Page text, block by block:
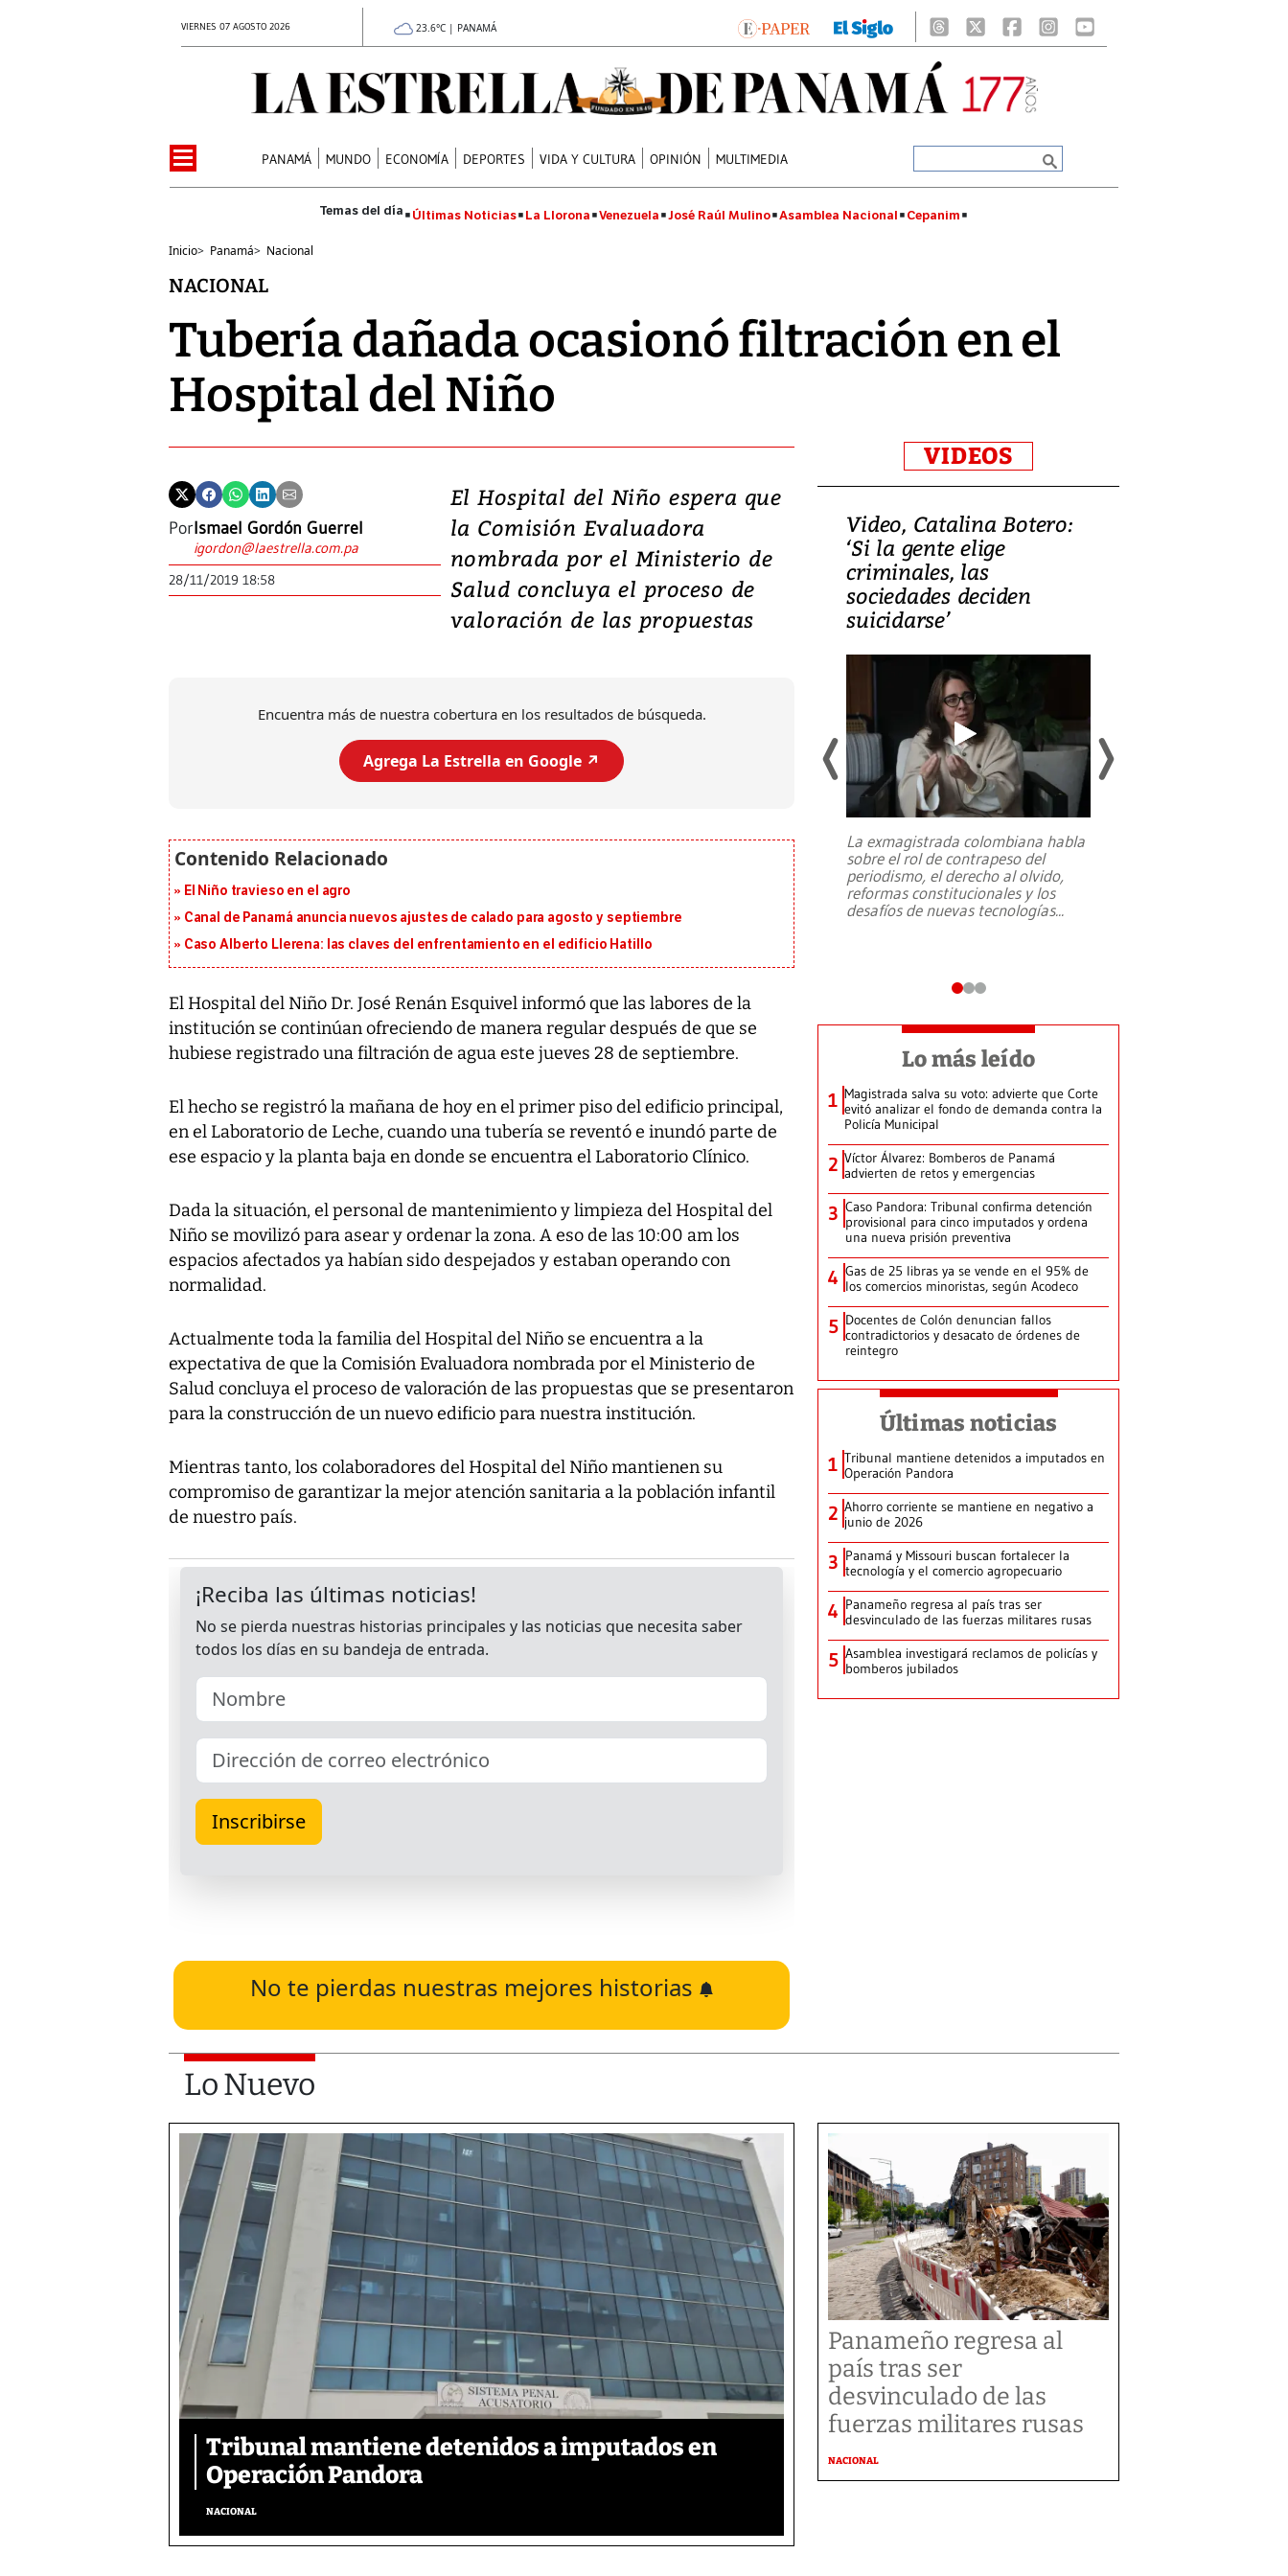
VIERNES 07 AGOSTO 2026 23.6°C | PANAMÁ
PANAMÁ MUNDO ECONOMÍA DEPORTES VIDA Y CULTURA OPINIÓN MULTIMEDIA
Últimas Noticias La Llorona Venezuela José Raúl Mulino Asamblea Nacional Cepanim
Inicio> Panamá> Nacional
NACIONAL
Tubería dañada ocasionó filtración en el
Hospital del Niño
PorIsmael Gordón Guerrel
igordon@laestrella.com.pa
28/11/2019 18:58
El Hospital del Niño espera que
la Comisión Evaluadora
nombrada por el Ministerio de
Salud concluya el proceso de
valoración de las propuestas
Encuentra más de nuestra cobertura en los resultados de búsqueda.
Agrega La Estrella en Google ↗️
El Niño travieso en el agro
Canal de Panamá anuncia nuevos ajustes de calado para agosto y septiembre
Caso Alberto Llerena: las claves del enfrentamiento en el edificio Hatillo
El Hospital del Niño Dr. José Renán Esquivel informó que las labores de la
institución se continúan ofreciendo de manera regular después de que se
hubiese registrado una filtración de agua este jueves 28 de septiembre.
El hecho se registró la mañana de hoy en el primer piso del edificio principal,
en el Laboratorio de Leche, cuando una tubería se reventó e inundó parte de
ese espacio y la planta baja en donde se encuentra el Laboratorio Clínico.
Dada la situación, el personal de mantenimiento y limpieza del Hospital del
Niño se movilizó para asear y ordenar la zona. A eso de las 10:00 am los
espacios afectados ya habían sido despejados y estaban operando con
normalidad.
Actualmente toda la familia del Hospital del Niño se encuentra a la
expectativa de que la Comisión Evaluadora nombrada por el Ministerio de
Salud concluya el proceso de valoración de las propuestas que se presentaron
para la construcción de un nuevo edificio para nuestra institución.
Mientras tanto, los colaboradores del Hospital del Niño mantienen su
compromiso de garantizar la mejor atención sanitaria a la población infantil
de nuestro país.
No te pierdas nuestras mejores historias
VIDEOS
Video, Japón: Terremoto
deja heridos y graves
daños en Kumamoto
al sur de Japón, provocando una
Video, Catalina Botero:
‘Si la gente elige
criminales, las
sociedades deciden
suicidarse’
La exmagistrada colombiana habla
sobre el rol de contrapeso del
periodismo, el derecho al olvido,
reformas constitucionales y los
desafíos de nuevas tecnologías...
Lo más leído
1 Magistrada salva su voto: advierte que Corte
evitó analizar el fondo de demanda contra la
Policía Municipal
2 Víctor Álvarez: Bomberos de Panamá
advierten de retos y emergencias
3 Caso Pandora: Tribunal confirma detención
provisional para cinco imputados y ordena
una nueva prisión preventiva
4 Gas de 25 libras ya se vende en el 95% de
los comercios minoristas, según Acodeco
5 Docentes de Colón denuncian fallos
contradictorios y desacato de órdenes de
reintegro
Últimas noticias
1 Tribunal mantiene detenidos a imputados en
Operación Pandora
2 Ahorro corriente se mantiene en negativo a
junio de 2026
3 Panamá y Missouri buscan fortalecer la
tecnología y el comercio agropecuario
4 Panameño regresa al país tras ser
desvinculado de las fuerzas militares rusas
5 Asamblea investigará reclamos de policías y
bomberos jubilados
Lo Nuevo
Tribunal mantiene detenidos a imputados en
Operación Pandora
NACIONAL
Panameño regresa al
país tras ser
desvinculado de las
fuerzas militares rusas
NACIONAL